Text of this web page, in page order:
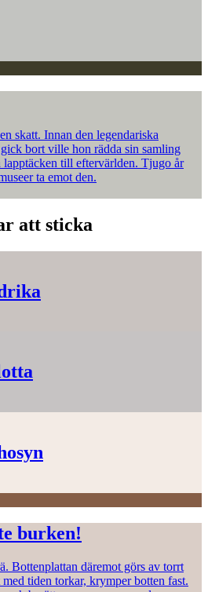
skatt. Innan den legendariska
bort ville hon rädda sin samling
lapptäcken till eftervärlden. Tjugo år
ta emot den.
att sticka
burken!
Bottenplattan däremot görs av torrt
tiden torkar, krymper botten fast.